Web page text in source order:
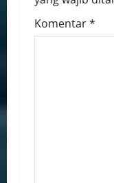
Komentar*